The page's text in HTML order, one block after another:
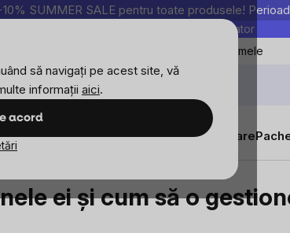
să navigați pe acest site, vă
informații aici.
acord
SUMMER SALE pentru toate produsele!
Produsele noastre sunt testate în laborator
Favoritele mele
ObiectiveNoutățiSuplimente alimentare
ei și cum să o